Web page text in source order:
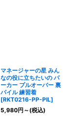
マネージャーの星 みん
なの役に立ちたいの パ
ーカー プルオーバー 裏
パイル 練習着
[RKT0216-PP-PIL]
5,980円 ～ (税込)